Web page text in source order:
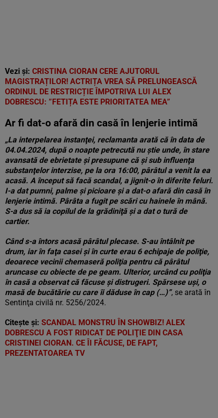
Vezi și: CRISTINA CIORAN CERE AJUTORUL
MAGISTRAȚILOR! ACTRIȚA VREA SĂ PRELUNGEASCĂ
ORDINUL DE RESTRICȚIE ÎMPOTRIVA LUI ALEX
DOBRESCU: ”FETIȚA ESTE PRIORITATEA MEA”
Ar fi dat-o afară din casă în lenjerie intimă
„La interpelarea instanţei, reclamanta arată că în data de
04.04.2024, după o noapte petrecută nu ştie unde, în stare
avansată de ebrietate şi presupune că şi sub influenţa
substanţelor interzise, pe la ora 16:00, pârâtul a venit la ea
acasă. A început să facă scandal, a jignit-o în diferite feluri.
I-a dat pumni, palme şi picioare şi a dat-o afară din casă în
lenjerie intimă. Pârâta a fugit pe scări cu hainele în mână.
S-a dus să ia copilul de la grădiniţă şi a dat o tură de
cartier.
Când s-a întors acasă pârâtul plecase. S-au întâlnit pe
drum, iar în faţa casei şi în curte erau 6 echipaje de poliţie,
deoarece vecinii chemaseră poliţia pentru că pârâtul
aruncase cu obiecte de pe geam. Ulterior, urcând cu poliţia
în casă a observat că făcuse şi distrugeri. Spărsese uşi, o
masă de bucătărie cu care îi dăduse în cap (…)”, se arată în
Sentinţa civilă nr. 5256/2024.
Citește și: SCANDAL MONSTRU ÎN SHOWBIZ! ALEX
DOBRESCU A FOST RIDICAT DE POLIŢIE DIN CASA
CRISTINEI CIORAN. CE ÎI FĂCUSE, DE FAPT,
PREZENTATOAREA TV